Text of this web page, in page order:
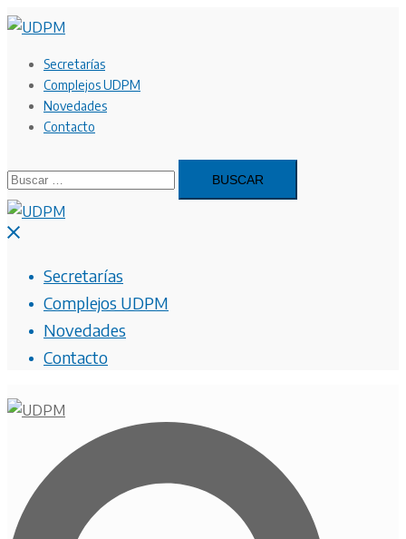
Saltar
contenidoSecretarías
Complejos UDPM
Novedades
Contacto
Buscar:
Cerrar
Secretarías
Complejos UDPM
Novedades
Contacto